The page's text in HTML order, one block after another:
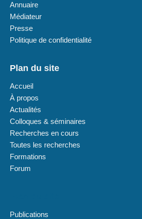
Annuaire
Médiateur
Presse
Politique de confidentialité
Plan du site
Accueil
À propos
Actualités
Colloques & séminaires
Recherches en cours
Toutes les recherches
Formations
Forum
Publications